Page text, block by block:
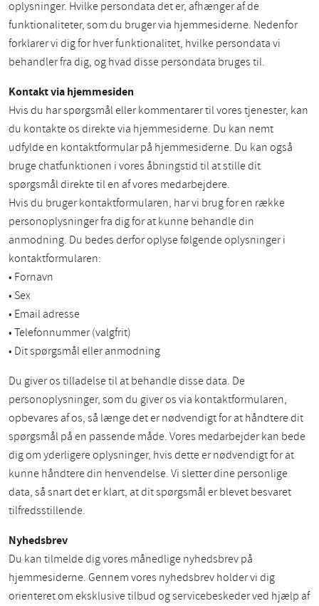
oplysninger. Hvilke persondata det er, afhænger af de
funktionaliteter, som du bruger via hjemmesiderne. Nedenfor
forklarer vi dig for hver funktionalitet, hvilke persondata vi
behandler fra dig, og hvad disse persondata bruges til.
Kontakt via hjemmesiden
Hvis du har spørgsmål eller kommentarer til vores tjenester, kan
du kontakte os direkte via hjemmesiderne. Du kan nemt
udfylde en kontaktformular på hjemmesiderne. Du kan også
bruge chatfunktionen i vores åbningstid til at stille dit
spørgsmål direkte til en af vores medarbejdere.
Hvis du bruger kontaktformularen, har vi brug for en række
personoplysninger fra dig for at kunne behandle din
anmodning. Du bedes derfor oplyse følgende oplysninger i
kontaktformularen:
• Fornavn
• Sex
• Email adresse
• Telefonnummer (valgfrit)
• Dit spørgsmål eller anmodning
Du giver os tilladelse til at behandle disse data. De
personoplysninger, som du giver os via kontaktformularen,
opbevares af os, så længe det er nødvendigt for at håndtere dit
spørgsmål på en passende måde. Vores medarbejder kan bede
dig om yderligere oplysninger, hvis dette er nødvendigt for at
kunne håndtere din henvendelse. Vi sletter dine personlige
data, så snart det er klart, at dit spørgsmål er blevet besvaret
tilfredsstillende.
Nyhedsbrev
Du kan tilmelde dig vores månedlige nyhedsbrev på
hjemmesiderne. Gennem vores nyhedsbrev holder vi dig
orienteret om eksklusive tilbud og servicebeskeder ved hjælp af